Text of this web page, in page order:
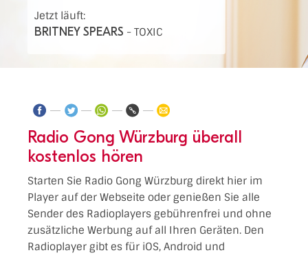
Jetzt läuft:
BRITNEY SPEARS - TOXIC
Radio Gong Würzburg überall
kostenlos hören
Starten Sie Radio Gong Würzburg direkt hier im
Player auf der Webseite oder genießen Sie alle
Sender des Radioplayers gebührenfrei und ohne
zusätzliche Werbung auf all Ihren Geräten. Den
Radioplayer gibt es für iOS, Android und